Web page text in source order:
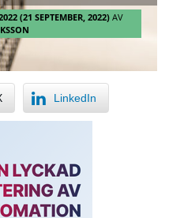
(21 SEPTEMBER, 2022) AV
LinkedIn